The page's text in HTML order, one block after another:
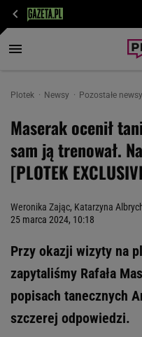
Plotek Newsy Pozostałe newsy
Maserak ocenił
sam ją trenował.
[PLOTEK
Weronika Zając, Katarzyna
25 marca 2024, 10:18
Przy okazji wizyty na
zapytaliśmy Rafała
popisach tanecznych
szczerej odpowiedzi.